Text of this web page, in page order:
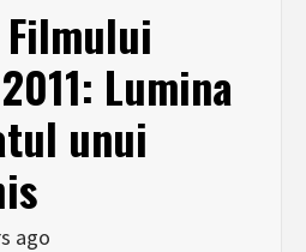
Lumina
unui
ago